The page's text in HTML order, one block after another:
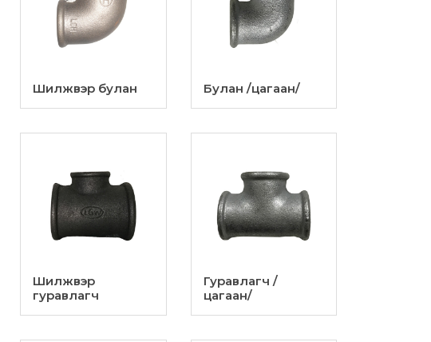
Шилжвэр булан Булан /цагаан/
Шилжвэр
гуравлагч
Гуравлагч /
цагаан/